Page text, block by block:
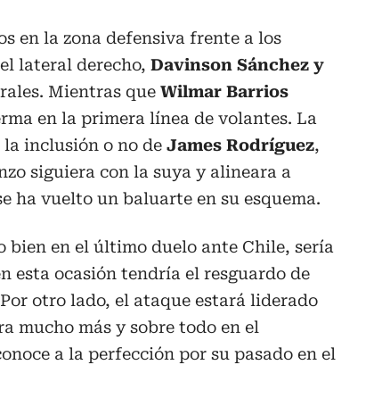
en la zona defensiva frente a los
lateral derecho, Davinson Sánchez y
Mientras que Wilmar Barrios
en la primera línea de volantes. La
inclusión o no de James Rodríguez,
siguiera con la suya y alineara a
ha vuelto un baluarte en su esquema.
bien en el último duelo ante Chile, sería
esta ocasión tendría el resguardo de
otro lado, el ataque estará liderado
mucho más y sobre todo en el
a la perfección por su pasado en el